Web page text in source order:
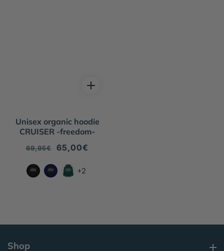
Unisex organic hoodie
CRUISER -freedom-
Regular
69,95€
Sale
65,00€
+2
Shop